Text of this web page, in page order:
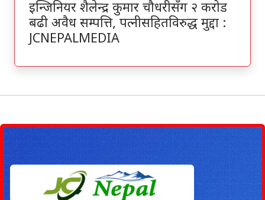
इन्जिनियर शैलेन्द्र कुमार चौधरीसँग २ करोड
बढी अवैध सम्पत्ति, पत्नीसहितविरुद्ध मुद्दा :
JCNEPALMEDIA